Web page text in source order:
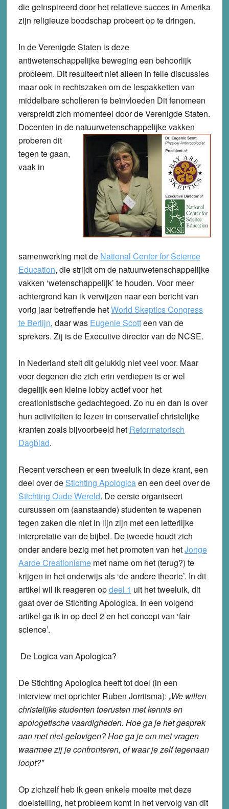
die geïnspireerd door het relatieve succes in Amerika
zijn religieuze boodschap probeert op te dringen.
In de Verenigde Staten is deze
antiwetenschappelijke beweging een behoorlijk
probleem. Dit resulteert niet alleen in felle discussies
maar ook in rechtszaken om de lespakketten van
middelbare scholieren te beïnvloeden Dit fenomeen
verspreidt zich momenteel door de Verenigde Staten.
Docenten in de natuurwetenschappelijke vakken
proberen dit
tegen te gaan,
vaak in
samenwerking met de National Center for Science
Education, die strijdt om de natuurwetenschappelijke
vakken ‘wetenschappelijk’ te houden. Voor meer
achtergrond kan ik verwijzen naar een bericht van
vorig jaar betreffende hetWorld Skeptics Congress
te Berlijn, daar was Eugenie Scotteen van de
sprekers. Zij is de Executive director van de NCSE.
In Nederland stelt dit gelukkig niet veel voor. Maar
voor degenen die zich erin verdiepen is er wel
degelijk een kleine lobby actief voor het
creationistische gedachtegoed. Zo nu en dan is over
hun activiteiten te lezen in conservatief christelijke
kranten zoals bijvoorbeeld het Reformatorisch
Dagblad.
Recent verscheen er een tweeluik in deze krant, een
deel over de Stichting Apologicaen een deel over de
Stichting Oude Wereld. De eerste organiseert
cursussen om (aanstaande) studenten te wapenen
tegen zaken die niet in lijn zijn met een letterlijke
interpretatie van de bijbel. De tweede houdt zich
onder andere bezig met het promoten van hetJonge
Aarde Creationismemet name om het (terug?) te
krijgen in het onderwijs als ‘de andere theorie’. In dit
artikel wil ik reageren opdeel 1 uit het tweeluik, dit
gaat over de Stichting Apologica. In een volgend
artikel ga ik in op deel 2 en het concept van ‘fair
science’.
De Logica van Apologica?
De Stichting Apologica heeft tot doel (in een
interview met oprichter Ruben Jorritsma): „We willen
christelijke studenten toerusten met kennis en
apologetische vaardigheden. Hoe ga je het gesprek
aan met niet-gelovigen? Hoe ga je om met vragen
waarmee zij je confronteren, of waar je zelf tegenaan
loopt?”
Op zichzelf heb ik geen enkele moeite met deze
doelstelling, het probleem komt in het vervolg van dit